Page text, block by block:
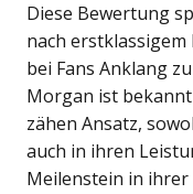
Diese Bewertung
nach
bei Fans Anklang
Morgan ist
zähen Ansatz,
auch in ihren
Meilenstein in